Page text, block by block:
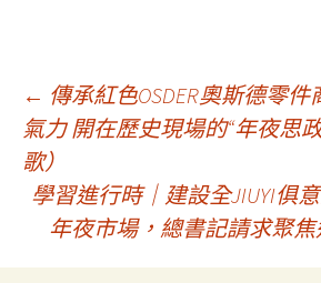
文
章
導
← 傳承紅色OSDER奧斯德零
氣力 開在歷史現場的“年夜思
歌）
學習進行時｜建設全JIUYI俱
年夜市場，總書記請求聚